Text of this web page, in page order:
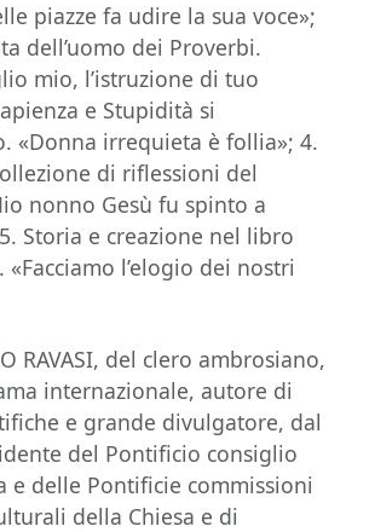
piazze fa udire la sua voce»;
dell’uomo dei Proverbi.
mio, l’istruzione di tuo
e Stupidità si
«Donna irrequieta è follia»; 4.
di riflessioni del
nonno Gesù fu spinto a
Storia e creazione nel libro
«Facciamo l’elogio dei nostri
RAVASI, del clero ambrosiano,
internazionale, autore di
e grande divulgatore, dal
del Pontificio consiglio
e delle Pontificie commissioni
della Chiesa e di